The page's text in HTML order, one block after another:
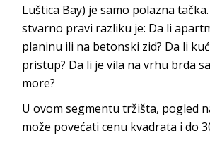
Luštica Bay) je samo polazna
stvarno pravi razliku je: Da li
planinu ili na betonski zid? Da li
pristup? Da li je vila na vrhu brda
more?
U ovom segmentu tržišta, pogled
može povećati cenu kvadrata i do